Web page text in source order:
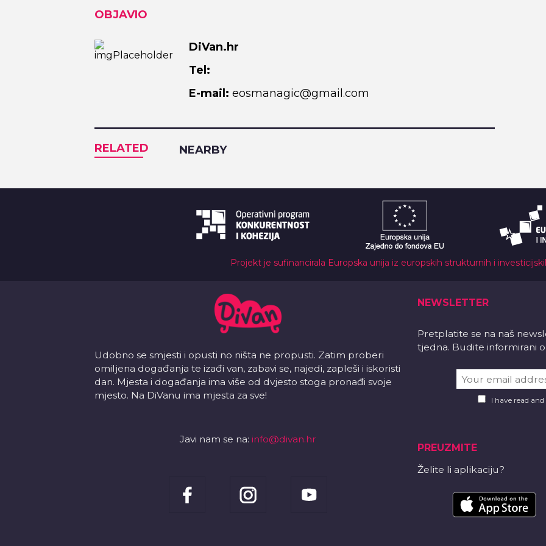
OBJAVIO
DiVan.hr
Tel:
E-mail: eosmanagic@gmail.com
RELATED NEARBY
Projekt je sufinancirala Europska unija iz europskih strukturnih i
Udobno se smjesti i opusti no ništa ne propusti. Zatim proberi
omiljena događanja te izađi van, zabavi se, najedi, zapleši i iskoristi
dan. Mjesta i događanja ima više od dvjesto stoga pronađi svoje
mjesto. Na DiVanu ima mjesta za sve!
Javi nam se na: info@divan.hr
NEWSLETTER
Pretplatite se na naš
tjedna. Budite informirani
I have read
PREUZMITE
Želite li aplikaciju?